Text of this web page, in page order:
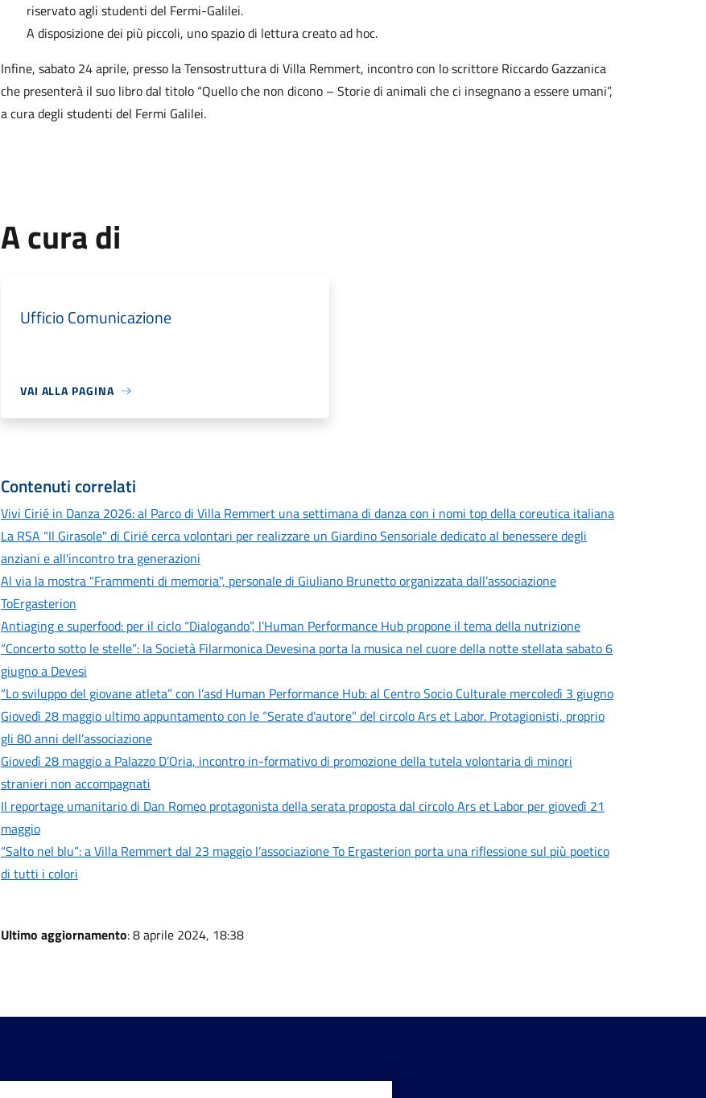
riservato agli studenti del Fermi-Galilei.
A disposizione dei più piccoli, uno spazio di lettura creato ad hoc.
Infine, sabato 24 aprile, presso la Tensostruttura di Villa Remmert, incontro con lo scrittore Riccardo Gazzanica
che presenterà il suo libro dal titolo “Quello che non dicono – Storie di animali che ci insegnano a essere umani”,
a cura degli studenti del Fermi Galilei.
A cura di
Ufficio Comunicazione
VAI ALLA PAGINA
Contenuti correlati
Vivi Cirié in Danza 2026: al Parco di Villa Remmert una settimana di danza con i nomi top della coreutica italiana
La RSA "Il Girasole" di Cirié cerca volontari per realizzare un Giardino Sensoriale dedicato al benessere degli
anziani e all'incontro tra generazioni
Al via la mostra "Frammenti di memoria", personale di Giuliano Brunetto organizzata dall’associazione
ToErgasterion
Antiaging e superfood: per il ciclo “Dialogando”, l’Human Performance Hub propone il tema della nutrizione
“Concerto sotto le stelle”: la Società Filarmonica Devesina porta la musica nel cuore della notte stellata sabato 6
giugno a Devesi
“Lo sviluppo del giovane atleta” con l’asd Human Performance Hub: al Centro Socio Culturale mercoledì 3 giugno
Giovedì 28 maggio ultimo appuntamento con le “Serate d’autore” del circolo Ars et Labor. Protagionisti, proprio
gli 80 anni dell’associazione
Giovedì 28 maggio a Palazzo D’Oria, incontro in-formativo di promozione della tutela volontaria di minori
stranieri non accompagnati
Il reportage umanitario di Dan Romeo protagonista della serata proposta dal circolo Ars et Labor per giovedì 21
maggio
“Salto nel blu”: a Villa Remmert dal 23 maggio l’associazione To Ergasterion porta una riflessione sul più poetico
di tutti i colori
Ultimo aggiornamento: 8 aprile 2024, 18:38